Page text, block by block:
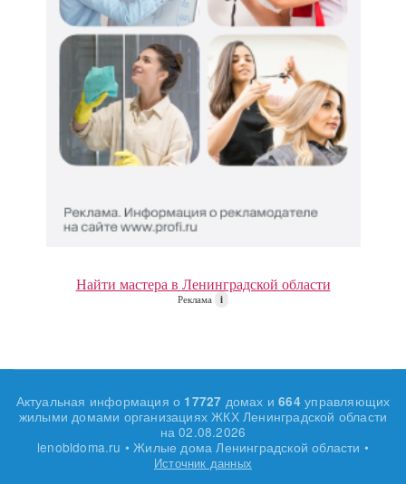
Найти мастера в Ленинградской области
Реклама i
Актуальная информация о 17727 домах и664управляющих
жилыми домами организациях ЖКХ Ленинградской области
на02.08.2026
lenobldoma.ru • Жилые дома Ленинградской области •
Источник данных